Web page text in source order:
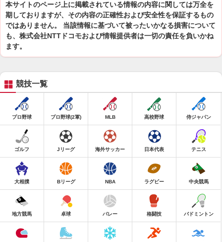
本サイトのページ上に掲載されている情報の内容に関しては万全を
期しておりますが、その内容の正確性および安全性を保証するもの
ではありません。 当該情報に基づいて被ったいかなる損害について
も、株式会社NTTドコモおよび情報提供者は一切の責任を負いかね
ます。
競技一覧
プロ野球 プロ野球(2軍) MLB 高校野球 侍ジャパン
ゴルフ Jリーグ 海外サッカー 日本代表 テニス
大相撲 Bリーグ NBA ラグビー 中央競馬
地方競馬 卓球 バレー 格闘技 バドミントン